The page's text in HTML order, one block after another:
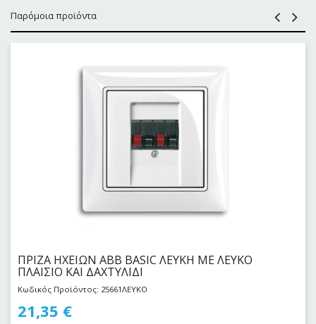
Παρόμοια προϊόντα
ΠΡΙΖΑ ΗΧΕΙΩΝ ABB BASIC ΛΕΥΚΗ ΜΕ ΛΕΥΚΟ
ΠΛΑΙΣΙΟ ΚΑΙ ΔΑΧΤΥΛΙΔΙ
Κωδικός Προϊόντος: 25661ΛΕΥΚΟ
21,35 €